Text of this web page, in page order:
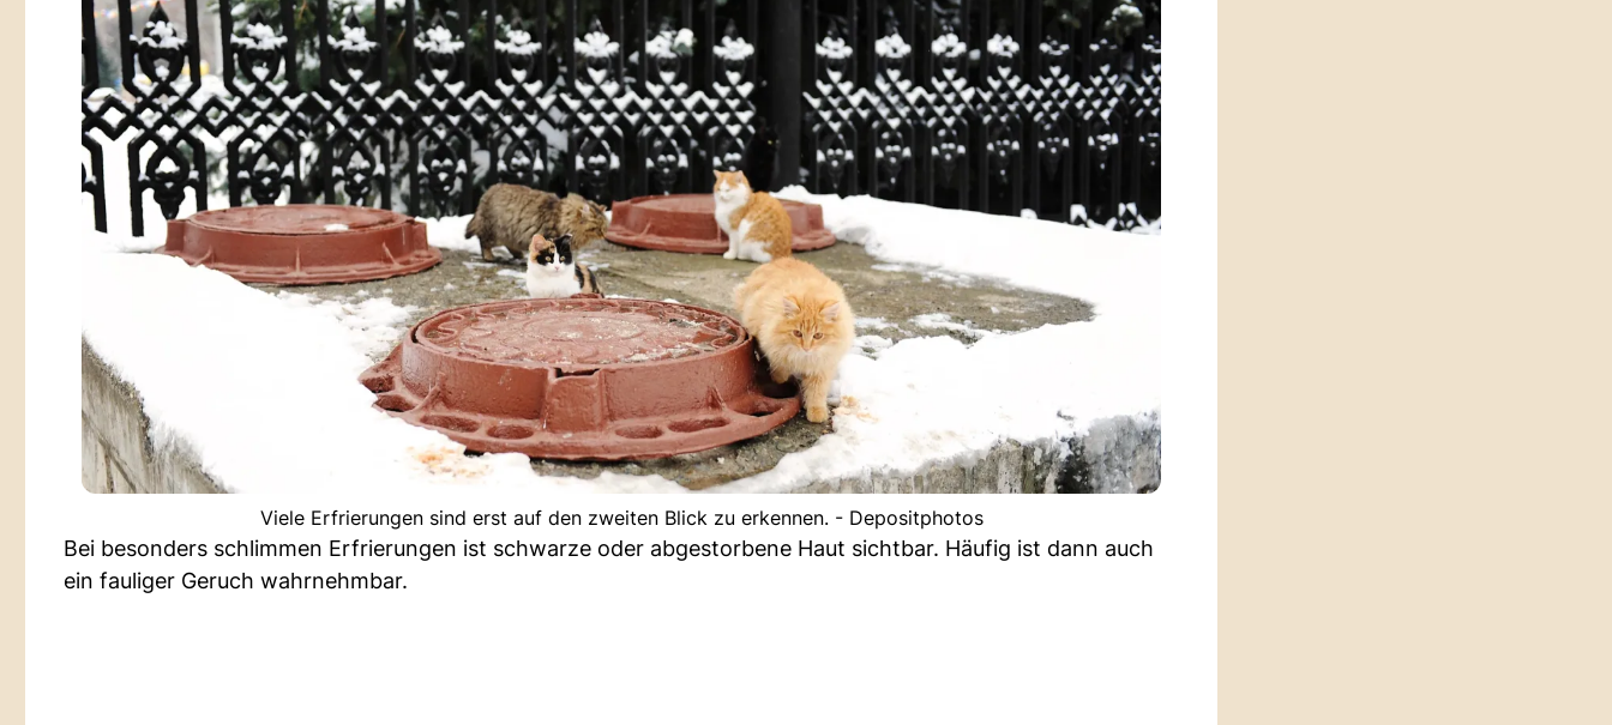
Viele Erfrierungen sind erst auf den zweiten Blick zu erkennen. - Depositphotos
Bei besonders schlimmen Erfrierungen ist schwarze oder abgestorbene Haut sichtbar. Häufig ist dann auch
ein fauliger Geruch wahrnehmbar.